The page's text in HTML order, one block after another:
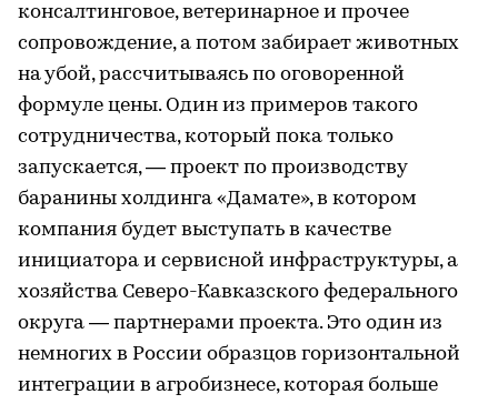
консалтинговое, ветеринарное и прочее
сопровождение, а потом забирает животных
на убой, рассчитываясь по оговоренной
формуле цены. Один из примеров такого
сотрудничества, который пока только
запускается, — проект по производству
баранины холдинга «Дамате», в котором
компания будет выступать в качестве
инициатора и сервисной инфраструктуры, а
хозяйства Северо-Кавказского федерального
округа — партнерами проекта. Это один из
немногих в России образцов горизонтальной
интеграции в агробизнесе, которая больше